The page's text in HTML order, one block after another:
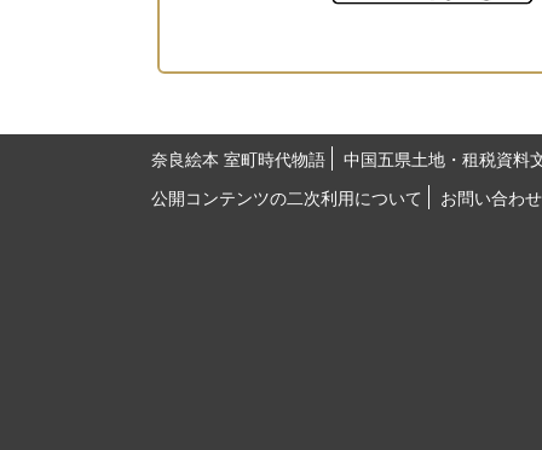
奈良絵本 室町時代物語
中国五県土地・租税資料
公開コンテンツの二次利用について
お問い合わせ